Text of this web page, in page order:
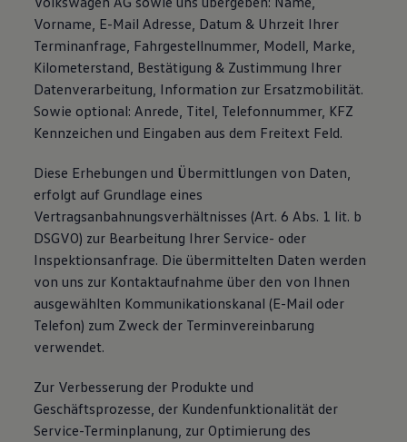
Vorname, E-Mail Adresse, Datum & Uhrzeit Ihrer
Terminanfrage, Fahrgestellnummer, Modell, Marke,
Kilometerstand, Bestätigung & Zustimmung Ihrer
Datenverarbeitung, Information zur Ersatzmobilität.
Sowie optional: Anrede, Titel, Telefonnummer, KFZ
Kennzeichen und Eingaben aus dem Freitext Feld.
Diese Erhebungen und Übermittlungen von Daten,
erfolgt auf Grundlage eines
Vertragsanbahnungsverhältnisses (Art. 6 Abs. 1 lit. b
DSGVO) zur Bearbeitung Ihrer Service- oder
Inspektionsanfrage. Die übermittelten Daten werden
von uns zur Kontaktaufnahme über den von Ihnen
ausgewählten Kommunikationskanal (E-Mail oder
Telefon) zum Zweck der Terminvereinbarung
verwendet.
Zur Verbesserung der Produkte und
Geschäftsprozesse, der Kundenfunktionalität der
Service-Terminplanung, zur Optimierung des